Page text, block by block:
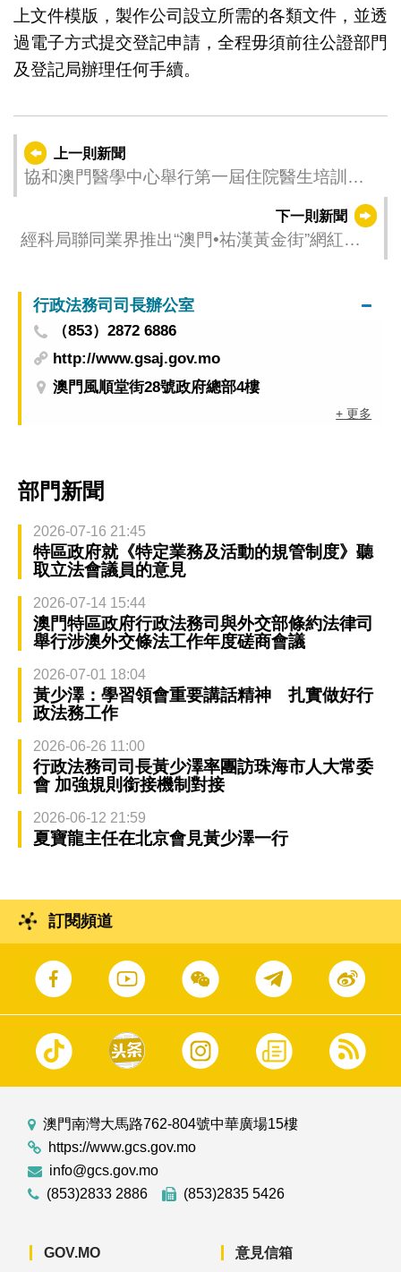
上文件模版，製作公司設立所需的各類文件，並透
過電子方式提交登記申請，全程毋須前往公證部門
及登記局辦理任何手續。
上一則新聞
協和澳門醫學中心舉行第一屆住院醫生培訓計
下一則新聞
經科局聯同業界推出“澳門•祐漢黃金街”網紅達
行政法務司司長辦公室
（853）2872 6886
http://www.gsaj.gov.mo
澳門風順堂街28號政府總部4樓
+ 更多
部門新聞
2026-07-16 21:45
特區政府就《特定業務及活動的規管制度》聽
取立法會議員的意見
2026-07-14 15:44
澳門特區政府行政法務司與外交部條約法律司
舉行涉澳外交條法工作年度磋商會議
2026-07-01 18:04
黃少澤：學習領會重要講話精神 扎實做好行
政法務工作
2026-06-26 11:00
行政法務司司長黃少澤率團訪珠海市人大常委
會 加強規則銜接機制對接
2026-06-12 21:59
夏寶龍主任在北京會見黃少澤一行
訂閱頻道
澳門南灣大馬路762-804號中華廣場15樓
https://www.gcs.gov.mo
info@gcs.gov.mo
(853)2833 2886
(853)2835 5426
GOV.MO 意見信箱